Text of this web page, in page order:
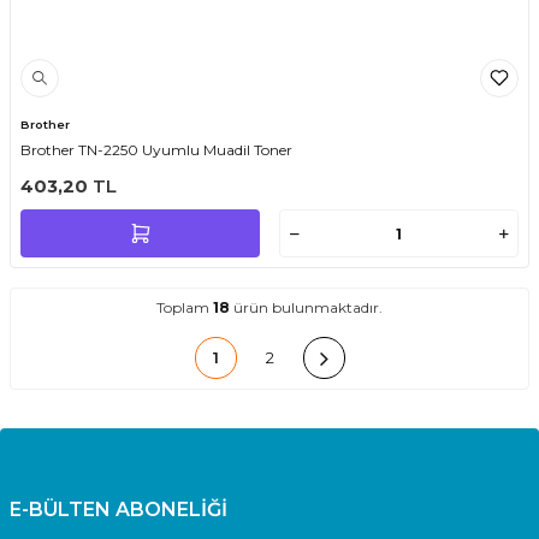
Brother
Brother TN-2250 Uyumlu Muadil Toner
403,20 TL
Toplam 18 ürün bulunmaktadır.
1 2
E-BÜLTEN ABONELİĞİ